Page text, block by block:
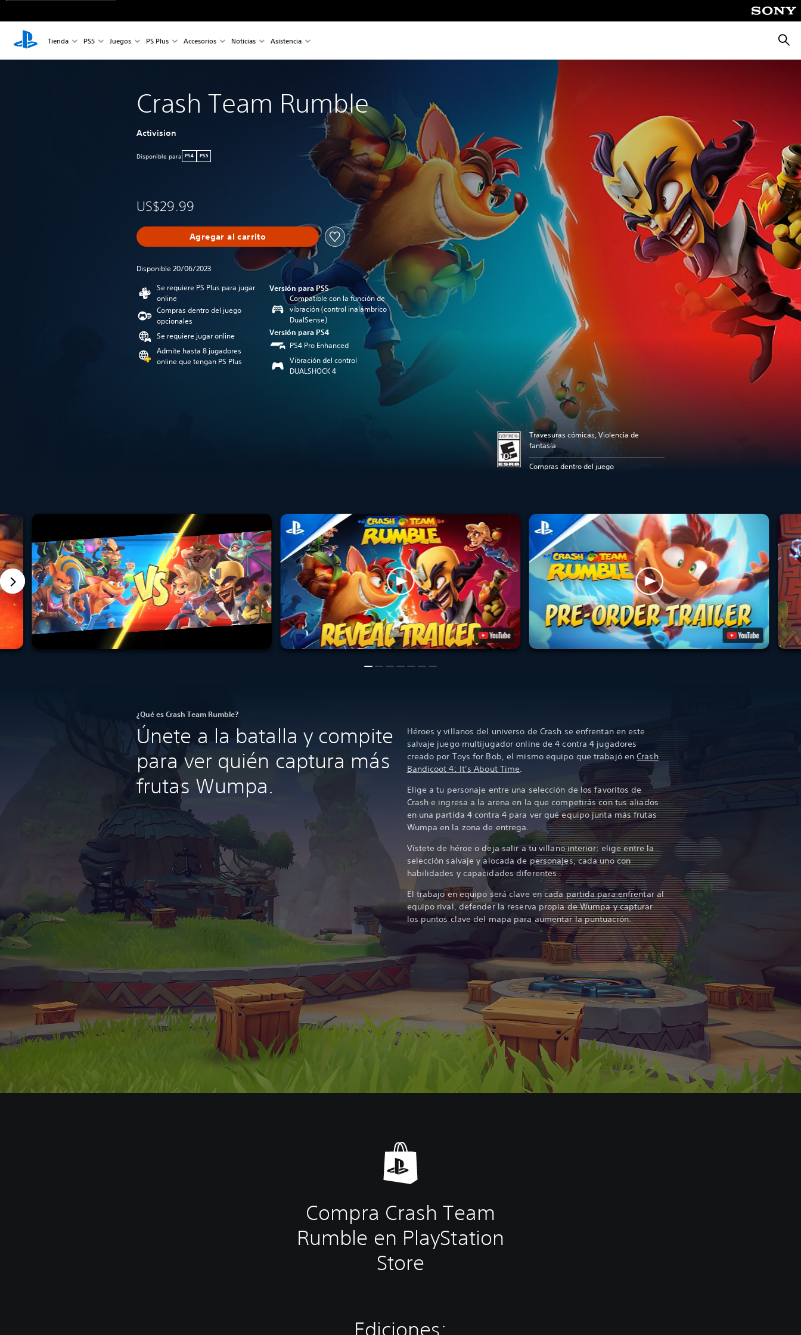
Tienda PS5 Juegos PS Plus Accesorios Noticias Asistencia
Crash Team Rumble
Activision
Disponible para PS4 PS5
US$29.99
Agregar al carrito
Disponible 20/06/2023
Se requiere PS Plus para jugar
online
Compras dentro del juego
opcionales
Se requiere jugar online
Admite hasta 8 jugadores
online que tengan PS Plus
Versión para PS5
Compatible con la función de
vibración (control inalámbrico
DualSense)
Versión para PS4
PS4 Pro Enhanced
Vibración del control
DUALSHOCK 4
Travesuras cómicas, Violencia de
fantasía
Compras dentro del juego
¿Qué es Crash Team Rumble?
Únete a la batalla y compite
para ver quién captura más
frutas Wumpa.
Héroes y villanos del universo de Crash se enfrentan en este
salvaje juego multijugador online de 4 contra 4 jugadores
creado por Toys for Bob, el mismo equipo que trabajó enCrash
Bandicoot 4: It’s About Time.
Elige a tu personaje entre una selección de los favoritos de
Crash e ingresa a la arena en la que competirás con tus aliados
en una partida 4 contra 4 para ver qué equipo junta más frutas
Wumpa en la zona de entrega.
Vístete de héroe o deja salir a tu villano interior: elige entre la
selección salvaje y alocada de personajes, cada uno con
habilidades y capacidades diferentes .
El trabajo en equipo será clave en cada partida para enfrentar al
equipo rival, defender la reserva propia de Wumpa y capturar
los puntos clave del mapa para aumentar la puntuación.
Compra Crash Team
Rumble en PlayStation
Store
Ediciones: